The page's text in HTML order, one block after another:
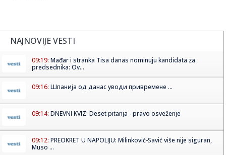
NAJNOVIJE VESTI
09:19: Mađar i stranka Tisa danas nominuju kandidata za
predsednika: Ov...
09:16: Шпанија од данас уводи привремене ...
09:14: DNEVNI KVIZ: Deset pitanja - pravo osveženje
09:12: PREOKRET U NAPOLIJU: Milinković-Savić više nije siguran,
Muso ...